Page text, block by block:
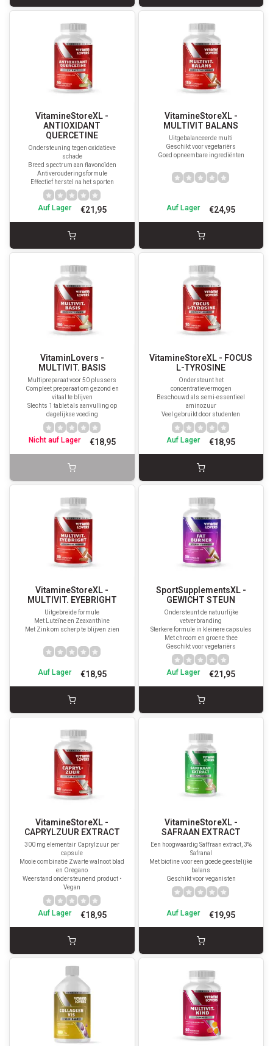
VitamineStoreXL -
ANTIOXIDANT
QUERCETINE
Ondersteuning tegen oxidatieve
schade
Breed spectrum aan flavonoïden
Antiverouderingsformule
Effectief herstel na het sporten
€21,95
Auf Lager
VitamineStoreXL -
MULTIVIT BALANS
Uitgebalanceerde multi
Geschikt voor vegetariërs
Goed opneembare ingrediënten
€24,95
Auf Lager
VitaminLovers -
MULTIVIT. BASIS
Multipreparaat voor 50 plussers
Compleet preparaat om gezond en
vitaal te blijven
Slechts 1 tablet als aanvulling op
dagelijkse voeding
€18,95
Nicht auf Lager
VitamineStoreXL - FOCUS
L-TYROSINE
Ondersteunt het
concentratievermogen
Beschouwd als semi-essentieel
aminozuur
Veel gebruikt door studenten
€18,95
Auf Lager
VitamineStoreXL -
MULTIVIT. EYEBRIGHT
Uitgebreide formule
Met Luteïne en Zeaxanthine
Met Zink om scherp te blijven zien
€18,95
Auf Lager
SportSupplementsXL -
GEWICHT STEUN
Ondersteunt de natuurlijke
vetverbranding
Sterkere formule in kleinere capsules
Met chroom en groene thee
Geschikt voor vegetariërs
€21,95
Auf Lager
VitamineStoreXL -
CAPRYLZUUR EXTRACT
300 mg elementair Caprylzuur per
capsule
Mooie combinatie Zwarte walnoot blad
en Oregano
Weerstand ondersteunend product •
Vegan
€18,95
Auf Lager
VitamineStoreXL -
SAFRAAN EXTRACT
Een hoogwaardig Saffraan extract, 3%
Safranal
Met biotine voor een goede geestelijke
balans
Geschikt voor veganisten
€19,95
Auf Lager